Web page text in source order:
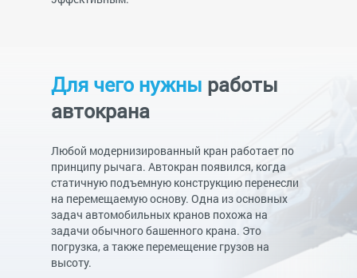
Для чего нужны работы
автокрана
Любой модернизированный кран работает по
принципу рычага. Автокран появился, когда
статичную подъемную конструкцию перенесли
на перемещаемую основу. Одна из основных
задач автомобильных кранов похожа на
задачи обычного башенного крана. Это
погрузка, а также перемещение грузов на
высоту.